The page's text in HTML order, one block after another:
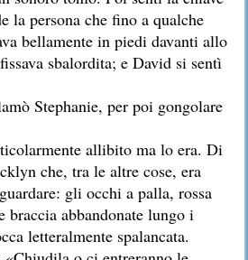
la persona che fino a qualche
bellamente in piedi davanti allo
sbalordita; e David si sentì
Stephanie, per poi gongolare
allibito ma lo era. Di
che, tra le altre cose, era
gli occhi a palla, rossa
braccia abbandonate lungo i
letteralmente spalancata.